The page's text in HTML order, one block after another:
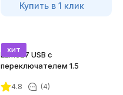
Купить в 1 клик
хит
ELM327 USB с
переключателем 1.5
4.8 (4)